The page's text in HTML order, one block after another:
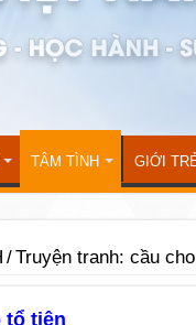
TÂM TÌNH GIỚI
/Truyện tranh: cầu
tổ tiên